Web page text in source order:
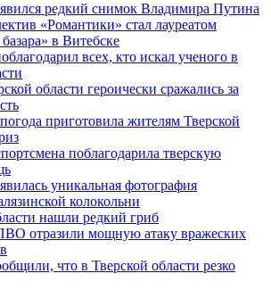
редкий снимок Владимира Путина
«Романтики» стал лауреатом
в Витебске
всех, кто искал ученого в
области героически сражались за
приготовила жителям Тверской
поблагодарила тверскую
уникальная фотография
колокольни
нашли редкий гриб
отразили мощную атаку вражеских
что в Тверской области резко